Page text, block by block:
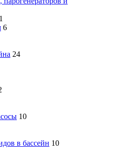
1
6
24
10
в бассейн 10